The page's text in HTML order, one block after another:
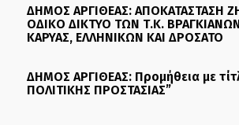
ΔΗΜΟΣ ΑΡΓΙΘΕΑΣ: ΑΠΟΚΑΤΑΣΤΑΣΗ
ΟΔΙΚΟ ΔΙΚΤΥΟ ΤΩΝ Τ.Κ.
ΚΑΡΥΑΣ, ΕΛΛΗΝΙΚΩΝ ΚΑΙ ΔΡΟΣΑΤΟ
ΔΗΜΟΣ ΑΡΓΙΘΕΑΣ: Προμήθεια με
ΠΟΛΙΤΙΚΗΣ ΠΡΟΣΤΑΣΙΑΣ”